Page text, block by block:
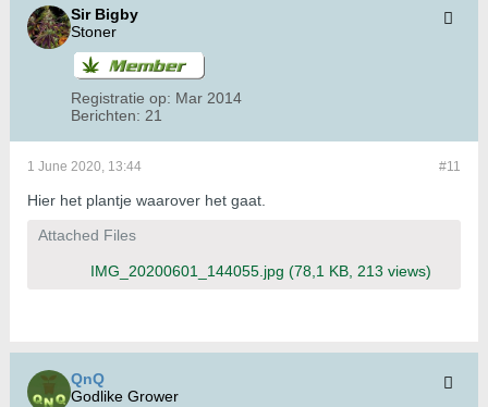
Sir Bigby
Stoner
Registratie op: Mar 2014
Berichten: 21
#11
1 June 2020, 13:44
Hier het plantje waarover het gaat.
Attached Files
IMG_20200601_144055.jpg (78,1 KB, 213 views)
QnQ
Godlike Grower